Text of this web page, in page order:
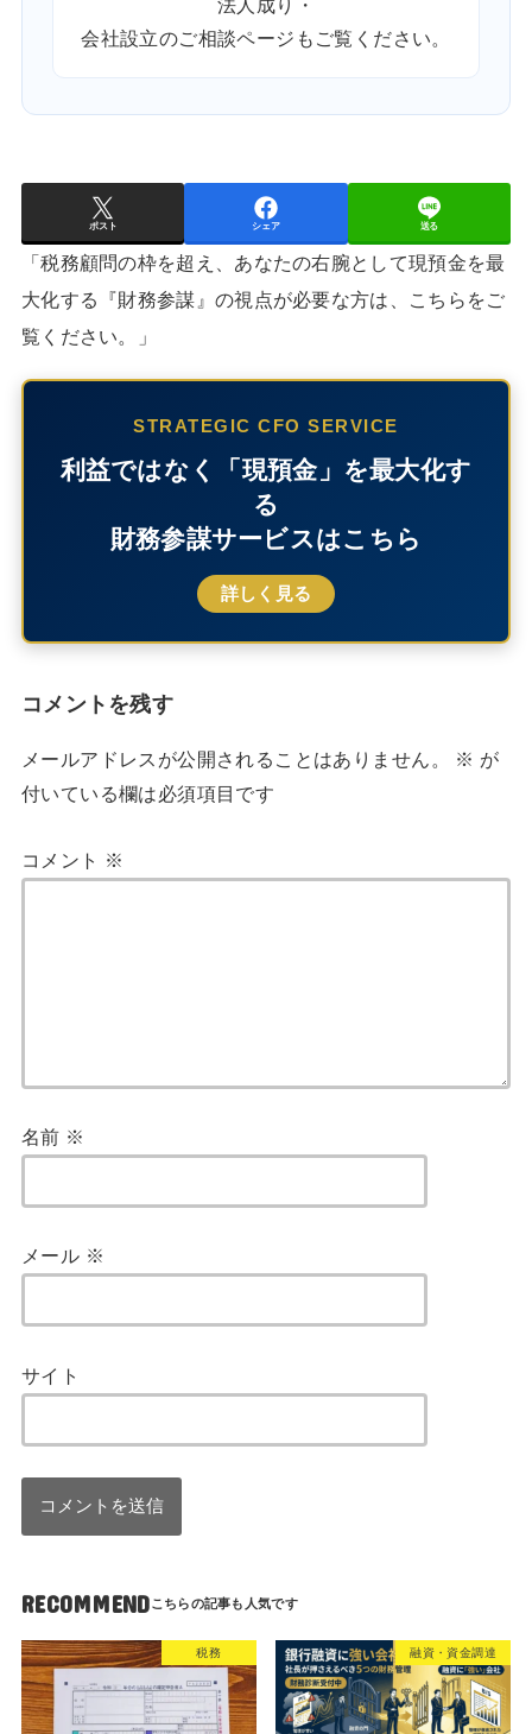
法人成り・
会社設立のご相談ページ もご覧ください。
ポスト シェア 送る
「税務顧問の枠を超え、あなたの右腕として現預金を最
大化する『財務参謀』の視点が必要な方は、こちらをご
覧ください。」
STRATEGIC CFO SERVICE
利益ではなく「現預金」を最大化す
る
財務参謀サービスはこちら
詳しく見る
コメントを残す
メールアドレスが公開されることはありません。 ※ が
付いている欄は必須項目です
コメント ※
名前 ※
メール ※
サイト
RECOMMEND
税務 融資・資金調達